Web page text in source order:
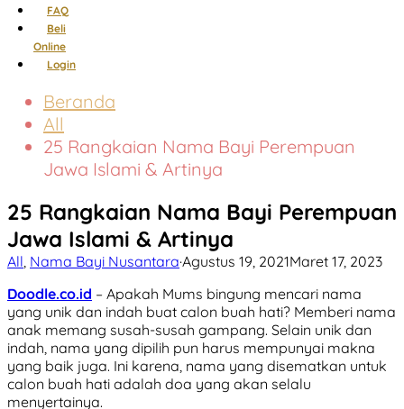
FAQ
Beli
Online
Login
Beranda
All
25 Rangkaian Nama Bayi Perempuan
Jawa Islami & Artinya
25 Rangkaian Nama Bayi Perempuan
Jawa Islami & Artinya
All Nama Bayi Nusantara·Agustus 19, 2021Maret 17, 2023
Doodle.co.id – Apakah Mums bingung mencari nama
yang unik dan indah buat calon buah hati? Memberi nama
anak memang susah-susah gampang. Selain unik dan
indah, nama yang dipilih pun harus mempunyai makna
yang baik juga. Ini karena, nama yang disematkan untuk
calon buah hati adalah doa yang akan selalu
menyertainya.